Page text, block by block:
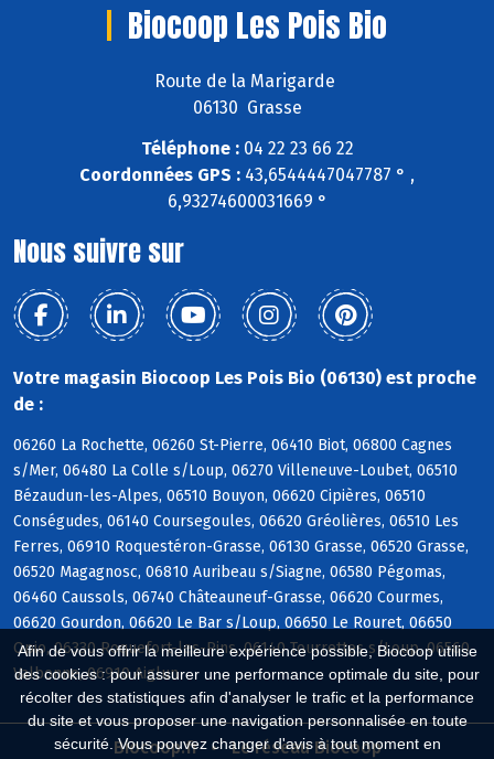
Afin de vous offrir la meilleure expérience possible, Biocoop utilise
des cookies : pour assurer une performance optimale du site, pour
récolter des statistiques afin d'analyser le trafic et la performance
du site et vous proposer une navigation personnalisée en toute
sécurité. Vous pouvez changer d'avis à tout moment en
Biocoop Les Pois Bio
Route de la Marigarde
06130 Grasse
Téléphone :04 22 23 66 22
Coordonnées GPS : 43,6544447047787 ° ,
6,93274600031669 °
Nous suivre sur
Votre magasin Biocoop Les Pois Bio (06130) est proche
de :
06260 La Rochette, 06260 St-Pierre, 06410 Biot, 06800 Cagnes
s/Mer, 06480 La Colle s/Loup, 06270 Villeneuve-Loubet, 06510
Bézaudun-les-Alpes, 06510 Bouyon, 06620 Cipières, 06510
Conségudes, 06140 Coursegoules, 06620 Gréolières, 06510 Les
Ferres, 06910 Roquestéron-Grasse, 06130 Grasse, 06520 Grasse,
06520 Magagnosc, 06810 Auribeau s/Siagne, 06580 Pégomas,
06460 Caussols, 06740 Châteauneuf-Grasse, 06620 Courmes,
06620 Gourdon, 06620 Le Bar s/Loup, 06650 Le Rouret, 06650
Opio, 06330 Roquefort-les-Pins, 06140 Tourrettes s/Loup, 06560
Valbonne, 06910 Aiglun
Biocoop.fr Le réseau Biocoop